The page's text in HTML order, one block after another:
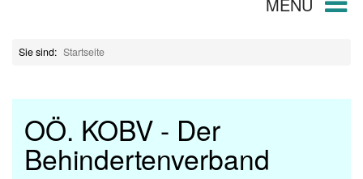
Sie sind: Startseite
OÖ. KOBV - Der
Behindertenverband